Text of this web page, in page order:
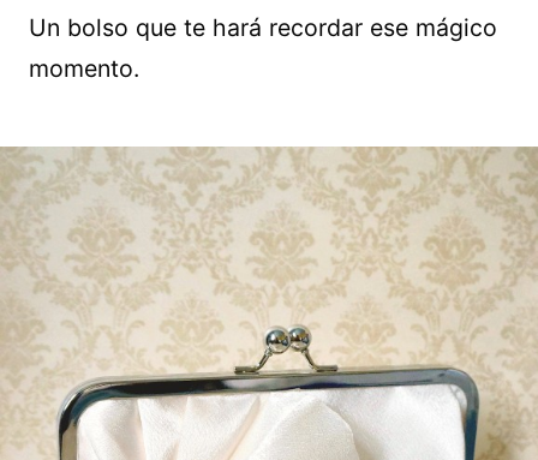
Un bolso que te hará recordar ese mágico
momento.